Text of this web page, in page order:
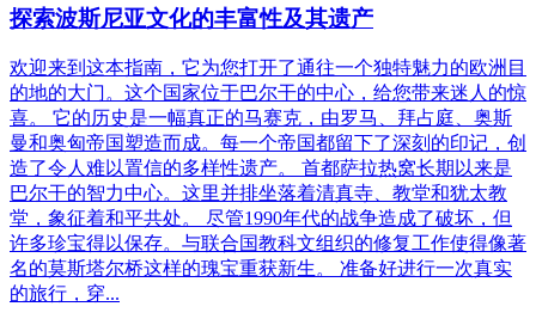
探索波斯尼亚文化的丰富性及其遗产
欢迎来到这本指南，它为您打开了通往一个独特魅力的欧洲目
的地的大门。这个国家位于巴尔干的中心，给您带来迷人的惊
喜。 它的历史是一幅真正的马赛克，由罗马、拜占庭、奥斯
曼和奥匈帝国塑造而成。每一个帝国都留下了深刻的印记，创
造了令人难以置信的多样性遗产。 首都萨拉热窝长期以来是
巴尔干的智力中心。这里并排坐落着清真寺、教堂和犹太教
堂，象征着和平共处。 尽管1990年代的战争造成了破坏，但
许多珍宝得以保存。与联合国教科文组织的修复工作使得像著
名的莫斯塔尔桥这样的瑰宝重获新生。 准备好进行一次真实
的旅行，穿...